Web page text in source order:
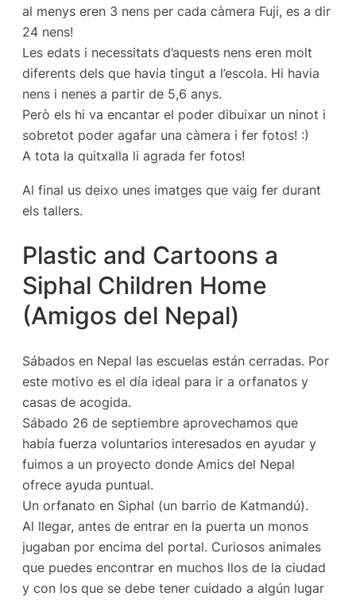
al menys eren 3 nens per cada càmera Fuji, es a dir
24 nens!
Les edats i necessitats d’aquests nens eren molt
diferents dels que havia tingut a l’escola. Hi havia
nens i nenes a partir de 5,6 anys.
Però els hi va encantar el poder dibuixar un ninot i
sobretot poder agafar una càmera i fer fotos! :)
A tota la quitxalla li agrada fer fotos!
Al final us deixo unes imatges que vaig fer durant
els tallers.
Plastic and Cartoons a
Siphal Children Home
(Amigos del Nepal)
Sábados en Nepal las escuelas están cerradas. Por
este motivo es el día ideal para ir a orfanatos y
casas de acogida.
Sábado 26 de septiembre aprovechamos que
había fuerza voluntarios interesados ​​en ayudar y
fuimos a un proyecto donde Amics del Nepal
ofrece ayuda puntual.
Un orfanato en Siphal (un barrio de Katmandú).
Al llegar, antes de entrar en la puerta un monos
jugaban por encima del portal. Curiosos animales
que puedes encontrar en muchos llos de la ciudad
y con los que se debe tener cuidado a algún lugar